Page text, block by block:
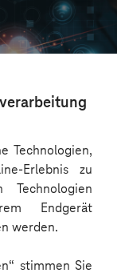
Technologien,
Erlebnis zu
Endgerät
werden.
stimmen Sie